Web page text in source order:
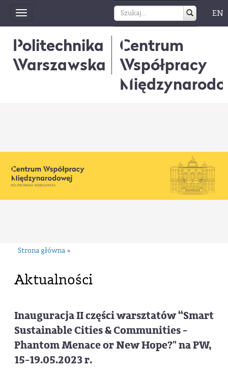
Toggle
navigation
EN
Politechnika
Warszawska
Centrum
Współpracy
Strona główna »
Aktualności
Inauguracja II części warsztatów “Smart
Sustainable Cities & Communities -
Phantom Menace or New Hope?" na PW,
15-19.05.2023 r.